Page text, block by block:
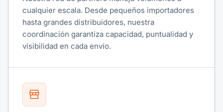
cualquier escala. Desde pequeños importadores
hasta grandes distribuidores, nuestra
coordinación garantiza capacidad, puntualidad y
visibilidad en cada envío.